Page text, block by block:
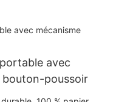
avec
poussoir